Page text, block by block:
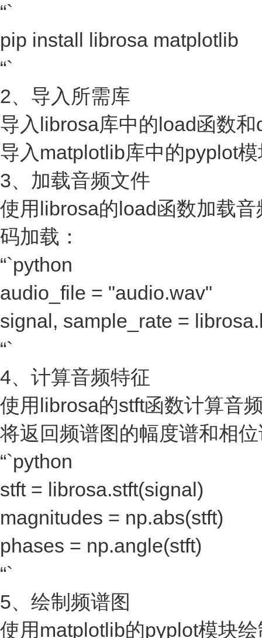
“`
pip install librosa matplotlib
“`
2、导入所需库
导入librosa库中的load函数
导入matplotlib库中的pyplot
3、加载音频文件
使用librosa的load函数加载
码加载：
“`python
audio_file = "audio.wav"
signal, sample_rate =
“`
4、计算音频特征
使用librosa的stft函数计算音
将返回频谱图的幅度谱和相
“`python
stft = librosa.stft(signal)
magnitudes = np.abs(stft)
phases = np.angle(stft)
“`
5、绘制频谱图
使用matplotlib的pyplot模块